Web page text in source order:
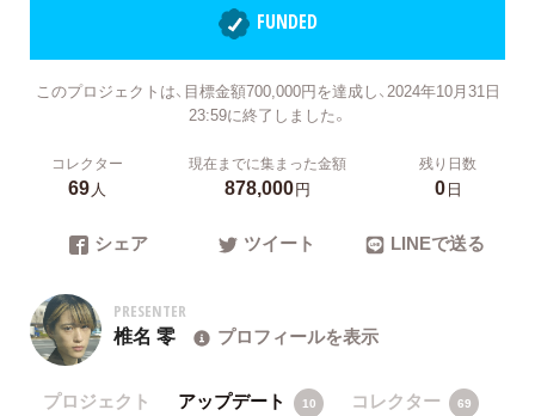
FUNDED
このプロジェクトは、目標金額700,000円を達成し、2024年10月31日
23:59に終了しました。
コレクター
69人
現在までに集まった金額
878,000円
残り日数
0日
シェア ツイート LINEで送る
PRESENTER
椎名 零 プロフィールを表示
プロジェクト アップデート 10 コレクター 69